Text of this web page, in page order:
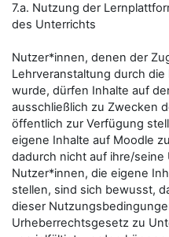
7.a. Nutzung der
des Unterrichts
Nutzer*innen, denen der
Lehrveranstaltung durch
wurde, dürfen Inhalte auf
ausschließlich zu Zwecken
öffentlich zur Verfügung
eigene Inhalte auf Moodle
dadurch nicht auf ihre/seine
Nutzer*innen, die eigene
stellen, sind sich bewusst,
dieser
Urheberrechtsgesetz zu